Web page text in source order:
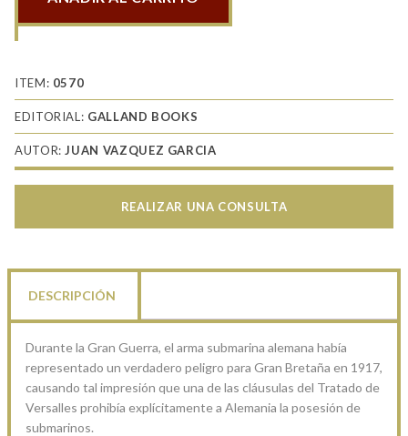
boote
leyenda
de
lobos
grises
ITEM: 0570
EDITORIAL: GALLAND BOOKS
AUTOR:JUAN VAZQUEZ GARCIA
REALIZAR UNA CONSULTA
DESCRIPCIÓN
Durante la Gran Guerra, el arma submarina alemana había
representado un verdadero peligro para Gran Bretaña en 1917,
causando tal impresión que una de las cláusulas del Tratado de
Versalles prohibía explícitamente a Alemania la posesión de
submarinos.